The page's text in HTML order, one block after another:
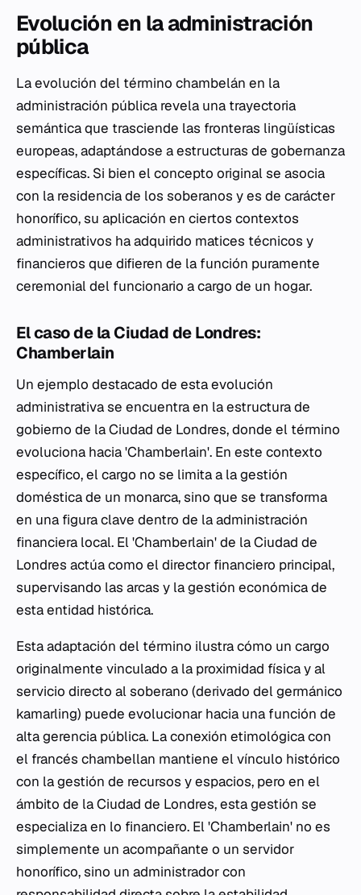
Evolución en la administración
pública
La evolución del término chambelán en la
administración pública revela una trayectoria
semántica que trasciende las fronteras lingüísticas
europeas, adaptándose a estructuras de gobernanza
específicas. Si bien el concepto original se asocia
con la residencia de los soberanos y es de carácter
honorífico, su aplicación en ciertos contextos
administrativos ha adquirido matices técnicos y
financieros que difieren de la función puramente
ceremonial del funcionario a cargo de un hogar.
El caso de la Ciudad de Londres:
Chamberlain
Un ejemplo destacado de esta evolución
administrativa se encuentra en la estructura de
gobierno de la Ciudad de Londres, donde el término
evoluciona hacia 'Chamberlain'. En este contexto
específico, el cargo no se limita a la gestión
doméstica de un monarca, sino que se transforma
en una figura clave dentro de la administración
financiera local. El 'Chamberlain' de la Ciudad de
Londres actúa como el director financiero principal,
supervisando las arcas y la gestión económica de
esta entidad histórica.
Esta adaptación del término ilustra cómo un cargo
originalmente vinculado a la proximidad física y al
servicio directo al soberano (derivado del germánico
kamarling) puede evolucionar hacia una función de
alta gerencia pública. La conexión etimológica con
el francés chambellan mantiene el vínculo histórico
con la gestión de recursos y espacios, pero en el
ámbito de la Ciudad de Londres, esta gestión se
especializa en lo financiero. El 'Chamberlain' no es
simplemente un acompañante o un servidor
honorífico, sino un administrador con